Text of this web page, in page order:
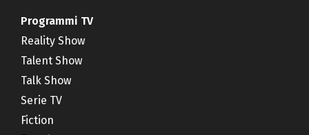
Programmi TV
Reality Show
Talent Show
Talk Show
Serie TV
Fiction